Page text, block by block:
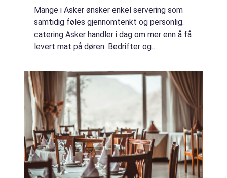
Mange i Asker ønsker enkel servering som
samtidig føles gjennomtenkt og personlig.
catering Asker handler i dag om mer enn å få
levert mat på døren. Bedrifter og
matopplevelser som passer anledning,
budsjett og gje...